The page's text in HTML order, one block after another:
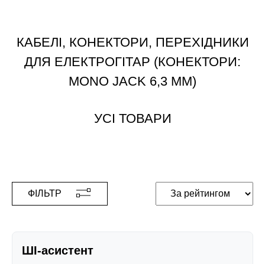
КАБЕЛІ, КОНЕКТОРИ, ПЕРЕХІДНИКИ
ДЛЯ ЕЛЕКТРОГІТАР (КОНЕКТОРИ:
MONO JACK 6,3 ММ)
УСІ ТОВАРИ
ФІЛЬТР
ШІ-асистент